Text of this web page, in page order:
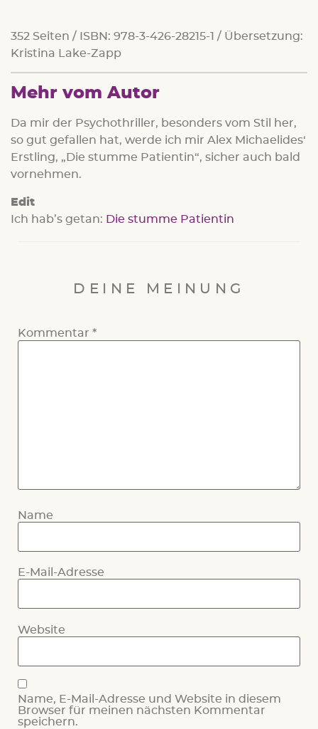
352 Seiten / ISBN: 978-3-426-28215-1 / Übersetzung:
Kristina Lake-Zapp
Mehr vom Autor
Da mir der Psychothriller, besonders vom Stil her,
so gut gefallen hat, werde ich mir Alex Michaelides‘
Erstling, „Die stumme Patientin“, sicher auch bald
vornehmen.
Edit
Ich hab’s getan: Die stumme Patientin
DEINE MEINUNG
Kommentar *
Name
E-Mail-Adresse
Website
Name, E-Mail-Adresse und Website in diesem
Browser für meinen nächsten Kommentar
speichern.